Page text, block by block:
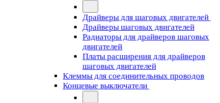
Драйверы для шаговых двигателей
Драйверы шаговых двигателей
Радиаторы для драйверов шаговых
двигателей
Платы расширения для драйверов
шаговых двигателей
Клеммы для соединительных проводов
Концевые выключатели